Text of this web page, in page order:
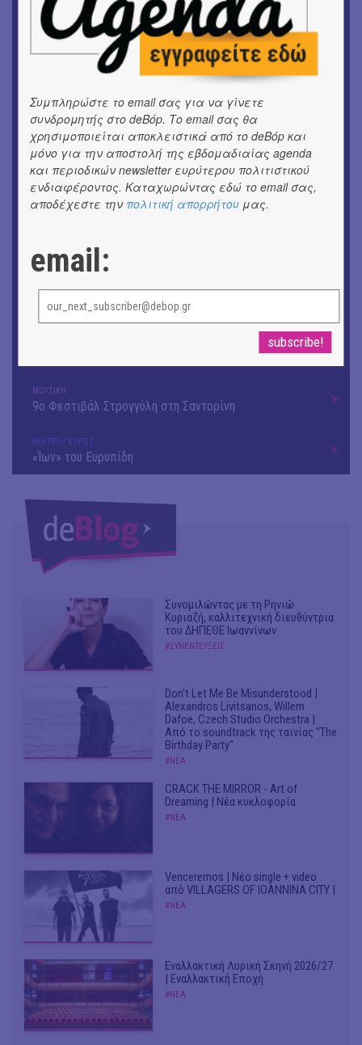
ΘΕΑΤΡΟ / ΧΟΡΟΣ
«ΑΗ ΛΑΟΣ» | Ένα σκηνικό ρέκβιεμ για την ήττα ενός
ΕΙΚΑΣΤΙΚΑ
Ομαδική έκθεση | Προσωρινά για Πάντα
ΕΙΚΑΣΤΙΚΑ
Αργύρης Ραλλιάς | Λιτανεία
ΕΙΚΑΣΤΙΚΑ
ΚΙΝ/ΦΟΣ
Οι γαλλικές ταινίες του 16ου Athens Open Air Film
Festival
«Μήδεια» του Ευριπίδη | Σκην.: Nikita Milivojević
ΜΟΥΣΙΚΗ
9o Φεστιβάλ Στρογγύλη στη Σαντορίνη
ΘΕΑΤΡΟ / ΧΟΡΟΣ
«Ίων» του Ευρυπίδη
Συνομιλώντας με τη Ρηνιώ
Κυριαζή, καλλιτεχνική διευθύντρια
του ΔΗΠΕΘΕ Ιωαννίνων
#ΣΥΝΕΝΤΕΥΞΕΙΣ
Don't Let Me Be Misunderstood |
Alexandros Livitsanos, Willem
Dafoe, Czech Studio Orchestra |
Από το soundtrack της ταινίας "The
Birthday Party"
#ΝΕΑ
CRACK THE MIRROR - Art of
Dreaming | Νέα κυκλοφορία
#ΝΕΑ
Venceremos | Νέο single + video
από VILLAGERS OF IOANNINA CITY |
#ΝΕΑ
Εναλλακτική Λυρική Σκηνή 2026/27
| Εναλλακτική Εποχή
#ΝΕΑ
Συμπληρώστε το email σας για να γίνετε
συνδρομητής στο deBόp. Το email σας θα
χρησιμοποιείται αποκλειστικά από το deBόp και
μόνο για την αποστολή της εβδομαδιαίας agenda
και περιοδικών newsletter ευρύτερου πολιτιστικού
ενδιαφέροντος. Καταχωρώντας εδώ το email σας,
αποδέχεστε την πολιτική απορρήτου μας.
email: